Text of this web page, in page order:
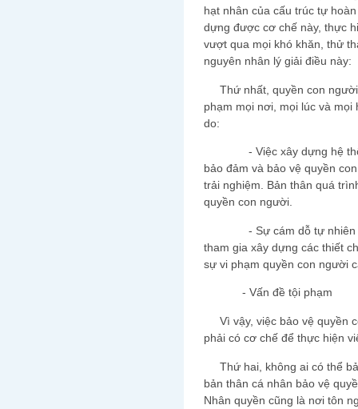
hạt nhân của cấu trúc tự
dựng được cơ chế này, thực
vượt qua mọi khó khăn, thử
nguyên nhân lý giải điều này:
Thứ nhất, quyền con người
phạm mọi nơi, mọi lúc và
do:
- Việc xây dựng hệ thống
bảo đảm và bảo vệ quyền
trải nghiệm. Bản thân quá
quyền con người.
- Sự cám dỗ tự nhiên về
tham gia xây dựng các thiết
sự vi phạm quyền con người
- Vấn đề tội phạm
Vì vậy, việc bảo vệ quyền
phải có cơ chế để thực hiện
Thứ hai, không ai có thể
bản thân cá nhân bảo vệ
Nhân quyền cũng là nơi tôn